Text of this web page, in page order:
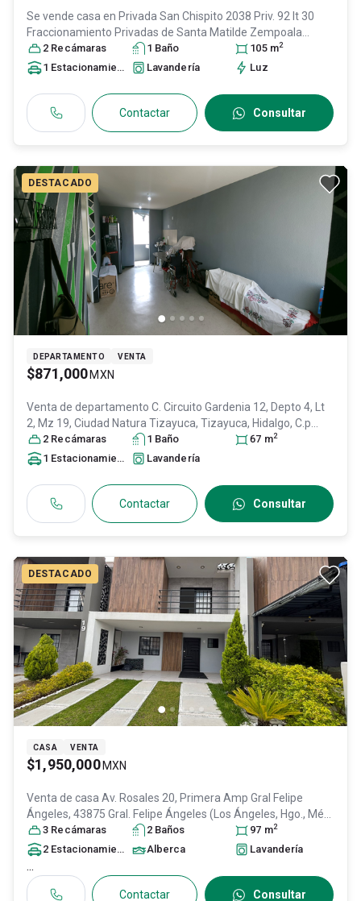
Se vende casa en Privada San Chispito 2038 Priv. 92 lt 30
Fraccionamiento Privadas de Santa Matilde Zempoala
Hidalgo, Col. Privadas Santa Matílde,
Zempoala, Hidalgo
México, C.P. 43845 , ID:30078302
2 Recámaras 1 Baño 105 m2
1 Estacionamiento Lavandería Luz
Contactar Consultar
DESTACADO
DEPARTAMENTO VENTA
$871,000 MXN
Venta de departamento C. Circuito Gardenia 12, Depto 4, Lt
2, Mz 19, Ciudad Natura Tizayuca, Tizayuca, Hidalgo, C.p
43816., Col. Fuentes de Tizayuca,
Tizayuca, Hidalgo
C.P. 43816, ID:30697247
2 Recámaras 1 Baño 67 m2
1 Estacionamiento Lavandería
Contactar Consultar
DESTACADO
CASA VENTA
$1,950,000 MXN
Venta de casa Av. Rosales 20, Primera Amp Gral Felipe
Ángeles, 43875 Gral. Felipe Ángeles (Los Ángeles, Hgo., Méxi,
Col. Olmos,Tizayuca , Hidalgo, México , C.P. 43825, ID:
31581277
3 Recámaras 2 Baños 97 m2
2 Estacionamiento s Alberca Lavandería
...
Contactar Consultar